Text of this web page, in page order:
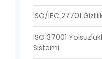
ISO/IEC 27701
ISO 37001
Sistemi